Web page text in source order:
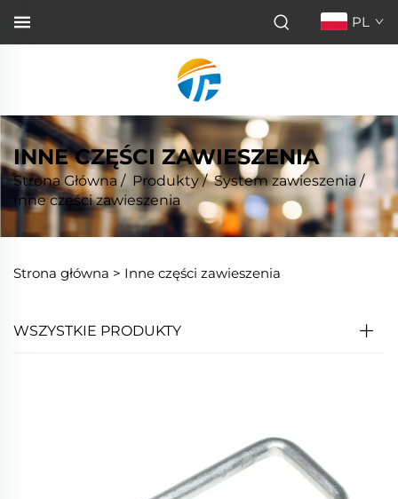
PL
INNE CZĘŚCI ZAWIESZENIA
Strona Główna / Produkty/System zawieszenia /
Inne części zawieszenia
Strona główna > Inne części zawieszenia
WSZYSTKIE PRODUKTY